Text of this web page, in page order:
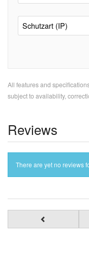
Schutzart (IP)
All features and
subject to availability,
Reviews
There are yet no reviews